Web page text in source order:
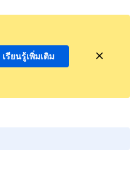
เรียนรู้เพิ่มเติม